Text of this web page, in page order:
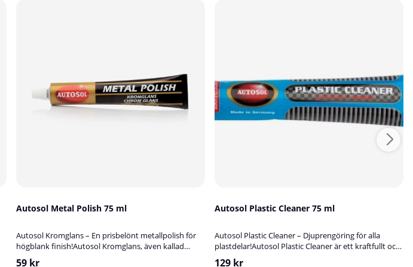
Autosol Metal Polish 75 ml
Autosol Kromglans – En prisbelönt metallpolish för
högblank finish!Autosol Kromglans, även kallad
Metal Polish, är en högpresterande metallpolish som
59 kr
Autosol Plastic Cleaner 75 ml
Autosol Plastic Cleaner – Djuprengöring för alla
plastdelar!Autosol Plastic Cleaner är ett kraftfullt och
koncentrerat rengöringsmedel som är särskilt
129 kr